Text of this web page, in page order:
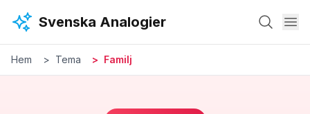
Svenska Analogier
Hem Tema Familj